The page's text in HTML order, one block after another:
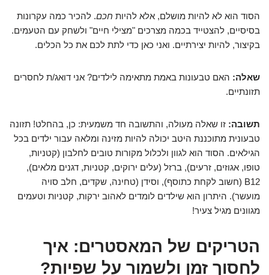
הסוד הוא לא להיות מושלם, אלא להיות חכם. להכיר כמה עקרונות
בסיסיים, להצטייד בכמה מצרכים "מצילי חיים" ולשחק עם הטעמים.
בקיצור, להיות יצירתיים. ואני כאן כדי לתת לכם את כל הכלים.
שאלה: האם טבעונות באמת מתאימה לילדים? אני דואג/ת לחסרים
תזונתיים.
תשובה: זו שאלה מעולה, והתשובה חד משמעית: כן, בהחלט! תזונה
טבעונית מתוכננת היטב יכולה להיות מזינה ומלאה עבור ילדים בכל
הגילאים. הסוד הוא לגוון ולכלול מקורות טובים לחלבון (קטניות,
טופו, אגוזים, זרעים), ברזל (עלים ירוקים, קטניות, דגנים מלאים),
B12 (חשוב לקחת כתוסף), וסידן (טחינה, שקדים, חלב סויה
מועשר). היתרון הוא שילדים לומדים לאהוב ירקות, קטניות וטעמים
מגוונים מגיל צעיר!
הטריקים של המאסטרים: איך
לחסוך זמן ולשמור על שפיות?